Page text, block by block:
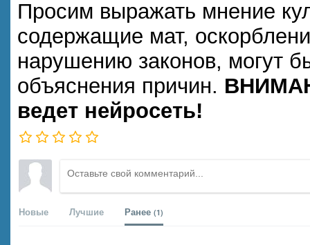
Просим выражать мнение
содержащие мат,
нарушению законов, могут
объяснения причин.
ведет нейросеть!
Новые Лучшие Ранее (1)